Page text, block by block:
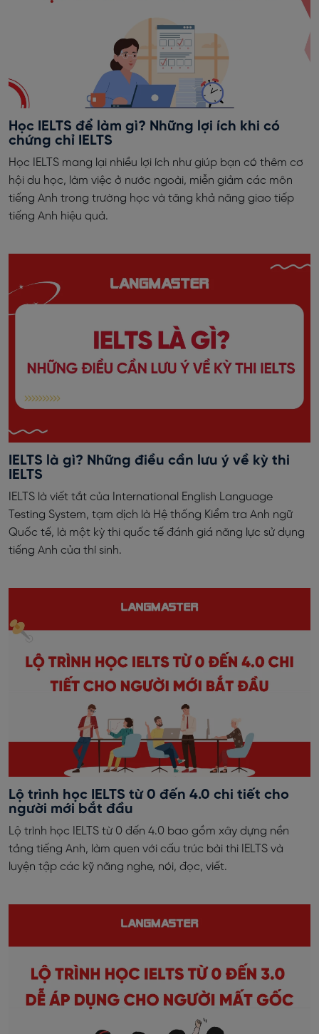
Học IELTS để làm gì? Những lợi ích khi có
chứng chỉ IELTS
Học IELTS mang lại nhiều lợi ích như giúp bạn có thêm cơ
hội du học, làm việc ở nước ngoài, miễn giảm các môn
tiếng Anh trong trường học và tăng khả năng giao tiếp
tiếng Anh hiệu quả.
IELTS là gì? Những điều cần lưu ý về kỳ thi
IELTS
IELTS là viết tắt của International English Language
Testing System, tạm dịch là Hệ thống Kiểm tra Anh ngữ
Quốc tế, là một kỳ thi quốc tế đánh giá năng lực sử dụng
tiếng Anh của thí sinh.
Lộ trình học IELTS từ 0 đến 4.0 chi tiết cho
người mới bắt đầu
Lộ trình học IELTS từ 0 đến 4.0 bao gồm xây dựng nền
tảng tiếng Anh, làm quen với cấu trúc bài thi IELTS và
luyện tập các kỹ năng nghe, nói, đọc, viết.